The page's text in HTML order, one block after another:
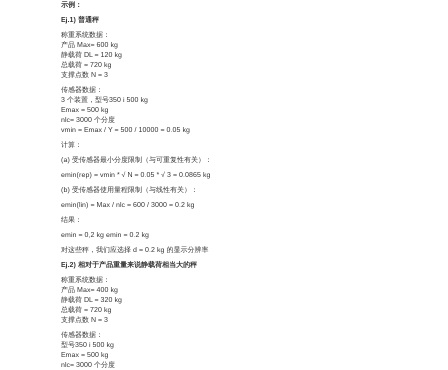
示例：
Ej.1) 普通秤
称重系统数据：
产品 Max= 600 kg
静载荷 DL = 120 kg
总载荷 = 720 kg
支撑点数 N = 3
传感器数据：
3 个装置，型号350 i 500 kg
Emax = 500 kg
nlc= 3000 个分度
vmin = Emax / Y = 500 / 10000 = 0.05 kg
计算：
(a) 受传感器最小分度限制（与可重复性有关）：
emin(rep) = vmin * √ N = 0.05 * √ 3 = 0.0865 kg
(b) 受传感器使用量程限制（与线性有关）：
emin(lin) = Max / nlc = 600 / 3000 = 0.2 kg
结果：
emin = 0,2 kg emin = 0.2 kg
对这些秤，我们应选择 d = 0.2 kg 的显示分辨率
Ej.2) 相对于产品重量来说静载荷相当大的秤
称重系统数据：
产品 Max= 400 kg
静载荷 DL = 320 kg
总载荷 = 720 kg
支撑点数 N = 3
传感器数据：
型号350 i 500 kg
Emax = 500 kg
nlc= 3000 个分度